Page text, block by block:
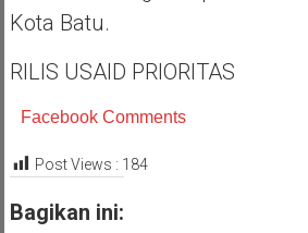
Kota Batu.
RILIS USAID PRIORITAS
Facebook Comments
Post Views : 184
Bagikan ini: